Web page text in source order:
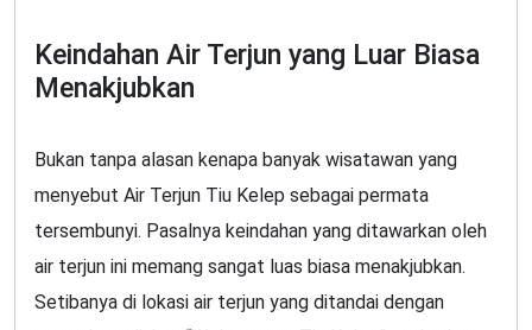
Keindahan Air Terjun yang Luar Biasa
Menakjubkan
Bukan tanpa alasan kenapa banyak wisatawan yang
menyebut Air Terjun Tiu Kelep sebagai permata
tersembunyi. Pasalnya keindahan yang ditawarkan oleh
air terjun ini memang sangat luas biasa menakjubkan.
Setibanya di lokasi air terjun yang ditandai dengan